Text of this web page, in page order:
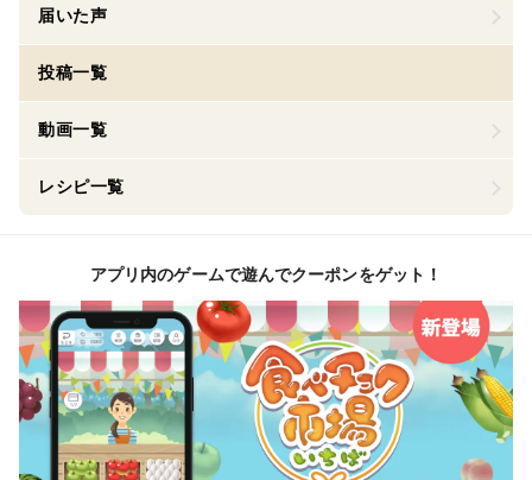
届いた声
投稿一覧
動画一覧
レシピ一覧
アプリ内のゲームで遊んでクーポンをゲット！